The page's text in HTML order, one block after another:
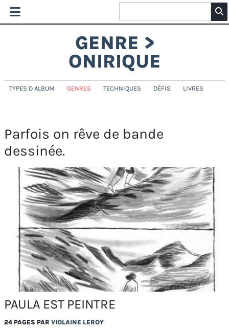
GENRE >
ONIRIQUE
TYPES D ALBUM GENRES TECHNIQUES DÉFIS LIVRES
Parfois on rêve de bande
dessinée.
PAULA EST PEINTRE
24 PAGES PAR VIOLAINE LEROY